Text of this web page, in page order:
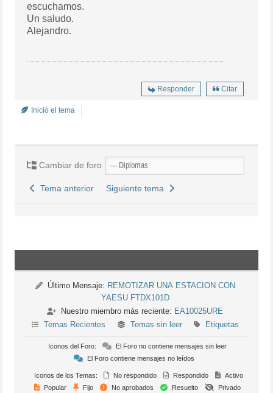
escuchamos.
Un saludo.
Alejandro.
Responder Citar
Inició el tema
Cambiar de foro
Tema anterior Siguiente tema
Último Mensaje: REMOTIZAR UNA ESTACION CON
YAESU FTDX101D
Nuestro miembro más reciente: EA10025URE
Temas Recientes
Temas sin leer Etiquetas
Iconos del Foro:
El Foro no contiene mensajes sin leer
El Foro contiene mensajes no leídos
Iconos de los Temas: No respondido Respondido
Activo
Popular
Fijo No aprobados Resuelto
Privado